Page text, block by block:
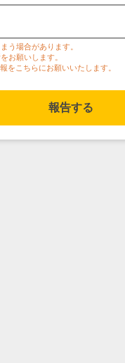
う場合があります。
お願いします。
をこちらにお願いいたします。
報告する